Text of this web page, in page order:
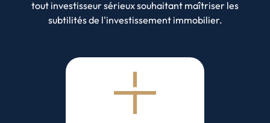
tout investisseur sérieux souhaitant maîtriser les
subtilités de l'investissement immobilier.